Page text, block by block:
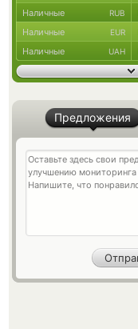
Наличные RUB
Наличные EUR
Наличные UAH
Предложения